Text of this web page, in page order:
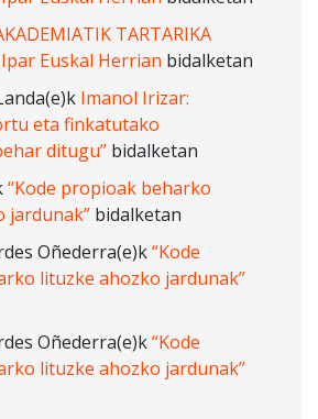
TARTARIKA
Euskal Herrian bidalketan
(e)k Imanol Irizar:
eta finkatutako
ditugu” bidalketan
“Kode propioak beharko
jardunak” bidalketan
Oñederra(e)k“Kode
lituzke ahozko jardunak”
Oñederra(e)k“Kode
lituzke ahozko jardunak”